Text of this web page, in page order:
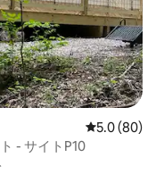
レビュー80
5.0 (80)
- サイトP10